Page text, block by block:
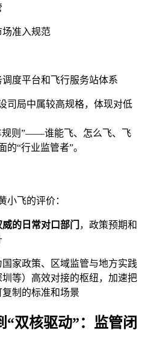
准入规范
度平台和飞行服务站体系
司局中属较高规格，体现对低
规则”——谁能飞、怎么飞、飞
“行业监管者”。
小飞的评价：
的日常对口部门
，政策预期和
家政策、区域监管与地方实践
圳等）高效对接的枢纽，加速把
制的标准和场景
“双核驱动”：监管闭